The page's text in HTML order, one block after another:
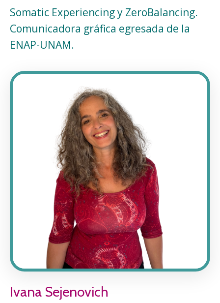
Somatic Experiencing y ZeroBalancing.
Comunicadora gráfica egresada de la
ENAP-UNAM.
Ivana Sejenovich